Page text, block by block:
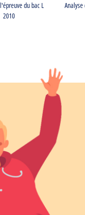
du bac L
2010